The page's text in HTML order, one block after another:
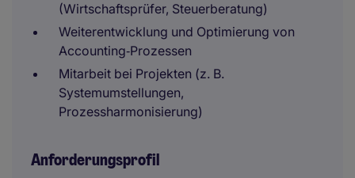
(Wirtschaftsprüfer, Steuerberatung)
Weiterentwicklung und Optimierung von
Accounting‑Prozessen
Mitarbeit bei Projekten (z. B.
Systemumstellungen,
Prozessharmonisierung)
Anforderungsprofil